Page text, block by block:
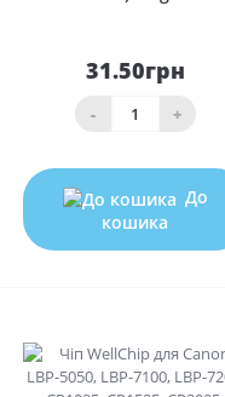
31.50грн
- +
До
кошика